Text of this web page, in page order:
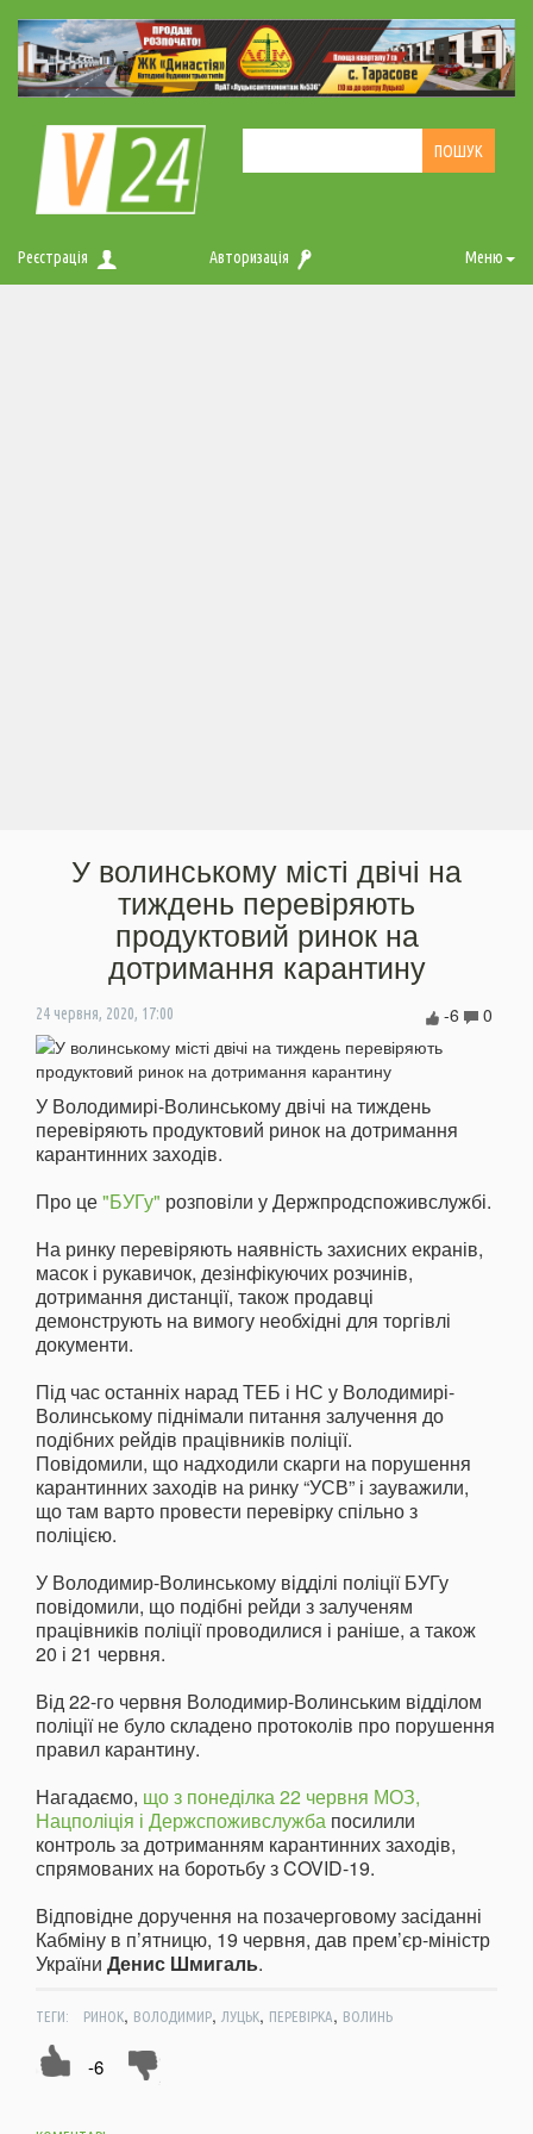
Реєстрація Авторизація Меню
У волинському місті двічі на
тиждень перевіряють
продуктовий ринок на
дотримання карантину
24 червня, 2020, 17:00 0
-6
У Володимирі-Волинському двічі на тиждень
перевіряють продуктовий ринок на дотримання
карантинних заходів.
Про це"БУГу" розповіли у Держпродспоживслужбі.
На ринку перевіряють наявність захисних екранів,
масок і рукавичок, дезінфікуючих розчинів,
дотримання дистанції, також продавці
демонструють на вимогу необхідні для торгівлі
документи.
Під час останніх нарад ТЕБ і НС у Володимирі-
Волинському піднімали питання залучення до
подібних рейдів працівників поліції.
Повідомили, що надходили скарги на порушення
карантинних заходів на ринку “УСВ” і зауважили,
що там варто провести перевірку спільно з
поліцією.
У Володимир-Волинському відділі поліції БУГу
повідомили, що подібні рейди з залученям
працівників поліції проводилися і раніше, а також
20 і 21 червня.
Від 22-го червня Володимир-Волинським відділом
поліції не було складено протоколів про порушення
правил карантину.
Нагадаємо, що з понеділка 22 червня МОЗ,
Нацполіція і Держспоживслужба посилили
контроль за дотриманням карантинних заходів,
спрямованих на боротьбу з COVID-19.
Відповідне доручення на позачерговому засіданні
Кабміну в п’ятницю, 19 червня, дав прем’єр-міністр
України Денис Шмигаль.
ТЕГИ: РИНОК, ВОЛОДИМИР, ЛУЦЬК, ПЕРЕВІРКА, ВОЛИНЬ
-6